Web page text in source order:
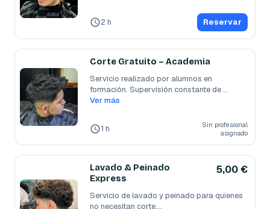
2 h Reservar
Corte Gratuito – Academia
Servicio realizado por alumnos en
formación. Supervisión constante de
nuestros
Ver más
1 h
Sin profesional
asignado
Lavado & Peinado
Express
5,00 €
Servicio de lavado y peinado para quienes
no necesitan corte....